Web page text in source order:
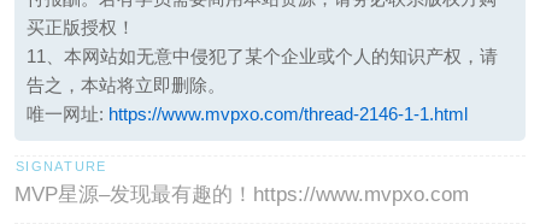
买正版授权！
11、本网站如无意中侵犯了某个企业或个人的知识产权，请
告之，本站将立即删除。
唯一网址: https://www.mvpxo.com/thread-2146-1-1.html
MVP星源–发现最有趣的！https://www.mvpxo.com